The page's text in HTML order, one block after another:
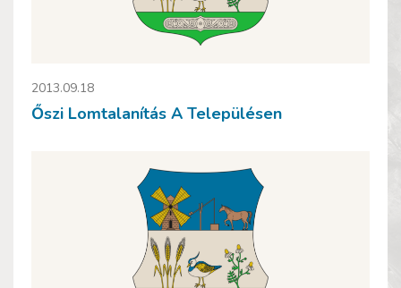
2013.09.18
Őszi Lomtalanítás A Településen